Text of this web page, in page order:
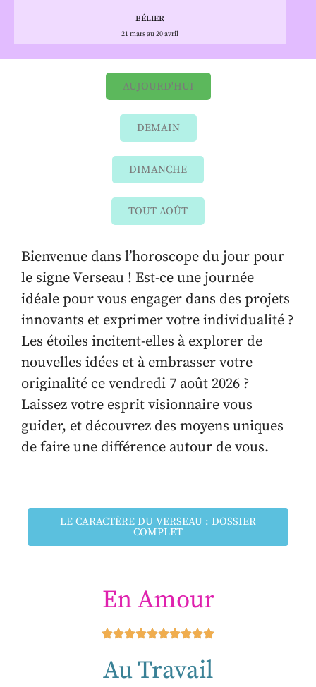
BÉLIER
21 mars au 20 avril
AUJOURD'HUI
DEMAIN
DIMANCHE
TOUT AOÛT
Bienvenue dans l’horoscope du jour pour
le signe Verseau ! Est-ce une journée
idéale pour vous engager dans des projets
innovants et exprimer votre individualité ?
Les étoiles incitent-elles à explorer de
nouvelles idées et à embrasser votre
originalité ce vendredi 7 août 2026 ?
Laissez votre esprit visionnaire vous
guider, et découvrez des moyens uniques
de faire une différence autour de vous.
LE CARACTÈRE DU VERSEAU : DOSSIER
COMPLET
En Amour
Au Travail